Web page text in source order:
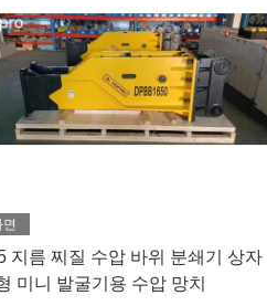
면
지름 찌질 수압 바위 분쇄기 상자
미니 발굴기용 수압 망치